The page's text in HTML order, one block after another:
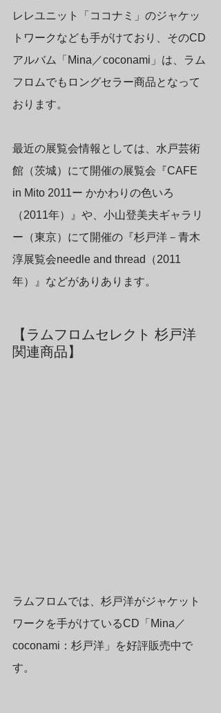
レレユニット「ココナミ」のジャケッ
トワークなども手がけており、そのCD
アルバム「Mina／coconami」は、ラム
フロムでもロングセラー商品となって
おります。
最近の展覧会情報としては、水戸芸術
館（茨城）にて開催の展覧会『CAFE
in Mito 2011ー かかわりの色いろ
（2011年）』や、小山登美夫ギャラリ
ー（東京）にて開催の『杉戸洋－青木
淳展覧会needle and thread（2011
年）』などがありあります。
【ラムフロムセレクト 杉戸洋
関連商品】
ラムフロムでは、杉戸洋がジャケット
ワークを手がけているCD「Mina／
coconami：杉戸洋」を好評販売中で
す。